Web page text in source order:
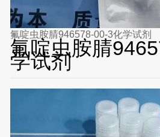
氟啶虫胺腈946578-00-3化学试剂
氟啶虫胺腈
学试剂